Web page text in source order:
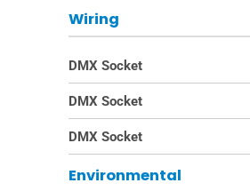
Wiring
DMX Socket
DMX Socket
DMX Socket
Environmental